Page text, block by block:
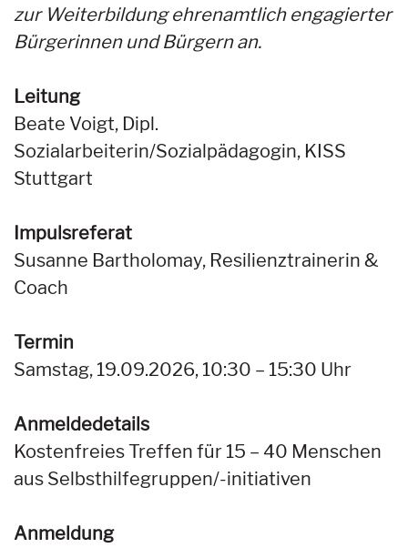
zur Weiterbildung ehrenamtlich engagierter
Bürgerinnen und Bürgern an.
Leitung
Beate Voigt, Dipl.
Sozialarbeiterin/Sozialpädagogin, KISS
Stuttgart
Impulsreferat
Susanne Bartholomay, Resilienztrainerin &
Coach
Termin
Samstag, 19.09.2026, 10:30 – 15:30 Uhr
Anmeldedetails
Kostenfreies Treffen für 15 – 40 Menschen
aus Selbsthilfegruppen/-initiativen
Anmeldung